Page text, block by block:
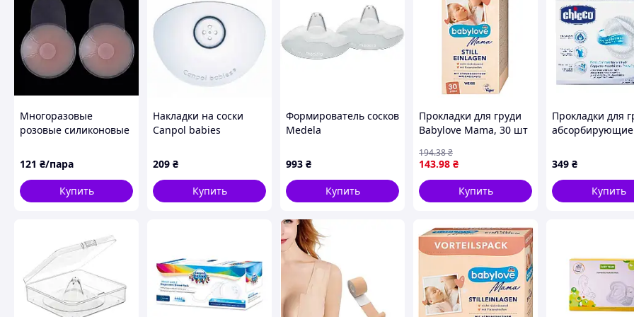
Многоразовые
розовые силиконовые
поднятия груди в
форме круга 6.5см
121 ₴/пара
Купить
Накладки на соски
Canpol babies
2 шт.
209 ₴
Купить
Формирователь сосков
Medela
993 ₴
Купить
Прокладки для груди
Babylove Mama, 30 шт
143.98 ₴
194.38₴
Купить
Прокладки для
абсорбирующие
349 ₴
Купить